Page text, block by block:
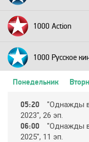
1000 Action
1000 Русское
24 Техно
Понедельник
05:20
"Oднaжды
2023", 26 эп.
06:00
"Oднaжды
2025", 11 эп.